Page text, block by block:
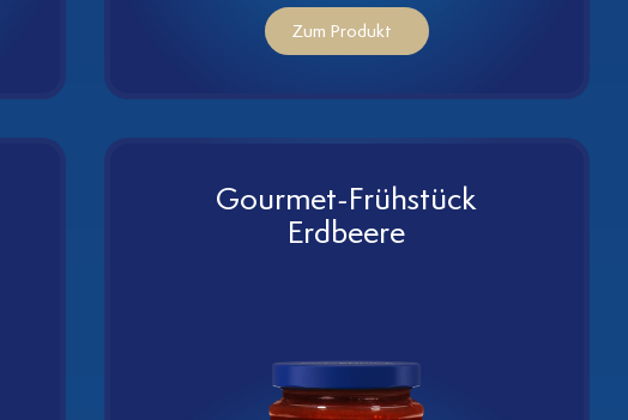
Zum Produkt
Gourmet-Frühstück
Erdbeere